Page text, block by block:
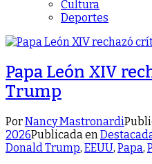
Cultura
Deportes
Papa León XIV
Trump
PorNancy Mastronardi
2026Publicada en
Donald Trump, EEUU, Papa,